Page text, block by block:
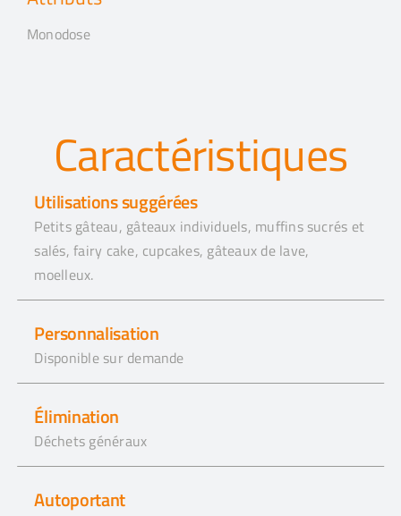
Monodose
Caractéristiques
Utilisations suggérées
Petits gâteau, gâteaux individuels, muffins sucrés et
salés, fairy cake, cupcakes, gâteaux de lave,
moelleux.
Personnalisation
Disponible sur demande
Élimination
Déchets généraux
Autoportant